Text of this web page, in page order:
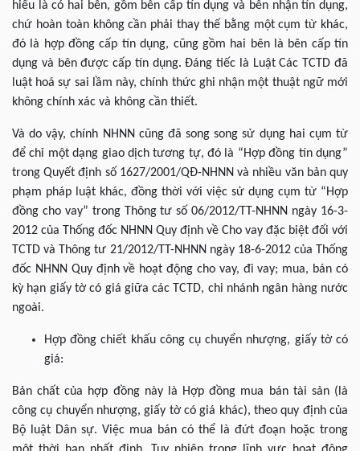
hiểu là có hai bên, gồm bên cấp tín dụng và bên nhận tín dụng,
chứ hoàn toàn không cần phải thay thế bằng một cụm từ khác,
đó là hợp đồng cấp tín dụng, cũng gồm hai bên là bên cấp tín
dụng và bên được cấp tín dụng. Đáng tiếc là Luật Các TCTD đã
luật hoá sự sai lầm này, chính thức ghi nhận một thuật ngữ mới
không chính xác và không cần thiết.
Và do vậy, chính NHNN cũng đã song song sử dụng hai cụm từ
để chỉ một dạng giao dịch tương tự, đó là “Hợp đồng tín dụng”
trong Quyết định số 1627/2001/QĐ-NHNN và nhiều văn bản quy
phạm pháp luật khác, đồng thời với việc sử dụng cụm từ “Hợp
đồng cho vay” trong Thông tư số 06/2012/TT-NHNN ngày 16-3-
2012 của Thống đốc NHNN Quy định về Cho vay đặc biệt đối với
TCTD và Thông tư 21/2012/TT-NHNN ngày 18-6-2012 của Thống
đốc NHNN Quy định về hoạt động cho vay, đi vay; mua, bán có
kỳ hạn giấy tờ có giá giữa các TCTD, chi nhánh ngân hàng nước
ngoài.
Hợp đồng chiết khấu công cụ chuyển nhượng, giấy tờ có
giá:
Bản chất của hợp đồng này là Hợp đồng mua bán tài sản (là
công cụ chuyển nhượng, giấy tờ có giá khác), theo quy định của
Bộ luật Dân sự. Việc mua bán có thể là đứt đoạn hoặc trong